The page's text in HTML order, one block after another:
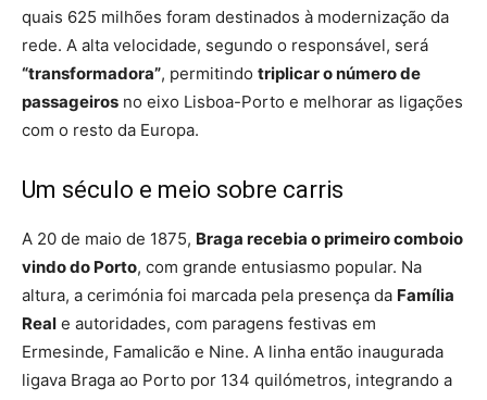
quais 625 milhões foram destinados à modernização da
rede. A alta velocidade, segundo o responsável, será
“transformadora”, permitindo triplicar o número de
passageiros no eixo Lisboa-Porto e melhorar as ligações
com o resto da Europa.
Um século e meio sobre carris
A 20 de maio de 1875, Braga recebia o primeiro comboio
vindo do Porto, com grande entusiasmo popular. Na
altura, a cerimónia foi marcada pela presença da Família
Real e autoridades, com paragens festivas em
Ermesinde, Famalicão e Nine. A linha então inaugurada
ligava Braga ao Porto por 134 quilómetros, integrando a